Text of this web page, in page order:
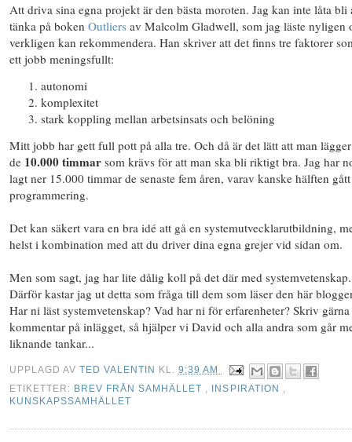
Att driva sina egna projekt är den bästa moroten. Jag kan inte låta bli
tänka på boken Outliers av Malcolm Gladwell, som jag läste nyligen
verkligen kan rekommendera. Han skriver att det finns tre faktorer
ett jobb meningsfullt:
autonomi
komplexitet
stark koppling mellan arbetsinsats och belöning
Mitt jobb har gett full pott på alla tre. Och då är det lätt att man
de 10.000 timmar som krävs för att man ska bli riktigt bra. Jag har
lagt ner 15.000 timmar de senaste fem åren, varav kanske hälften
programmering.
Det kan säkert vara en bra idé att gå en systemutvecklarutbildning,
helst i kombination med att du driver dina egna grejer vid sidan om.
Men som sagt, jag har lite dålig koll på det där med systemvetenskap.
Därför kastar jag ut detta som fråga till dem som läser den här
Har ni läst systemvetenskap? Vad har ni för erfarenheter? Skriv
kommentar på inlägget, så hjälper vi David och alla andra som går
liknande tankar...
UPPLAGD AVTED VALENTIN KL.9:39 AM
ETIKETTER: BREV FRÅN SAMHÄLLET INSPIRATION
KUNSKAPSSAMHÄLLET